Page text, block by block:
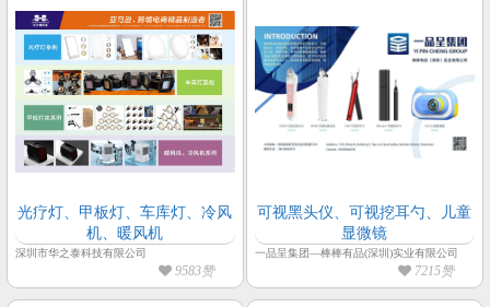
光疗灯、甲板灯、车库灯、冷风
机、暖风机
深圳市华之泰科技有限公司
9583赞
可视黑头仪、可视挖耳勺、儿童
显微镜
一品呈集团—棒棒有品(深圳)实业有限公司
7215赞